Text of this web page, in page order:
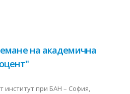
на академична
институт при БАН – София,